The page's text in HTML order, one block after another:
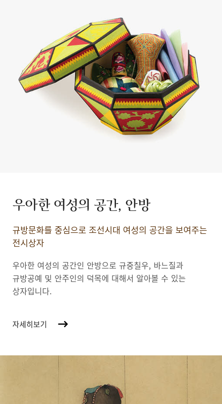
우아한 여성의 공간, 안방
규방문화를 중심으로 조선시대 여성의 공간을 보여주는
전시상자
우아한 여성의 공간인 안방으로 규중칠우, 바느질과
규방공예 및 안주인의 덕목에 대해서 알아볼 수 있는
상자입니다.
자세히보기